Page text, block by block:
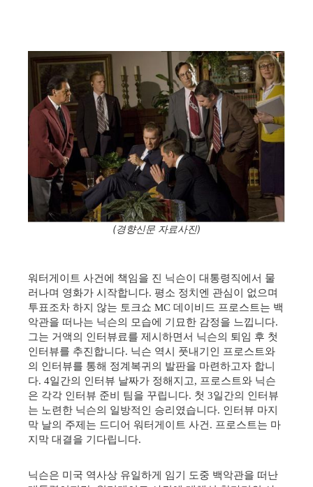
(경향신문 자료사진)
워터게이트 사건에 책임을 진 닉슨이 대통령직에서 물
러나며 영화가 시작합니다. 평소 정치엔 관심이 없으며
투표조차 하지 않는 토크쇼 MC 데이비드 프로스트는 백
악관을 떠나는 닉슨의 모습에 기묘한 감정을 느낍니다.
그는 거액의 인터뷰료를 제시하면서 닉슨의 퇴임 후 첫
인터뷰를 추진합니다. 닉슨 역시 풋내기인 프로스트와
의 인터뷰를 통해 정계복귀의 발판을 마련하고자 합니
다. 4일간의 인터뷰 날짜가 정해지고, 프로스트와 닉슨
은 각각 인터뷰 준비 팀을 꾸립니다. 첫 3일간의 인터뷰
는 노련한 닉슨의 일방적인 승리였습니다. 인터뷰 마지
막 날의 주제는 드디어 워터게이트 사건. 프로스트는 마
지막 대결을 기다립니다.
닉슨은 미국 역사상 유일하게 임기 도중 백악관을 떠난